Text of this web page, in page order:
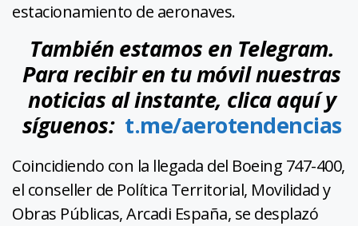
estacionamiento de aeronaves.
También estamos en Telegram.
Para recibir en tu móvil nuestras
noticias al instante, clica aquí y
síguenos: t.me/aerotendencias
Coincidiendo con la llegada del Boeing 747-400,
el conseller de Política Territorial, Movilidad y
Obras Públicas, Arcadi España, se desplazó